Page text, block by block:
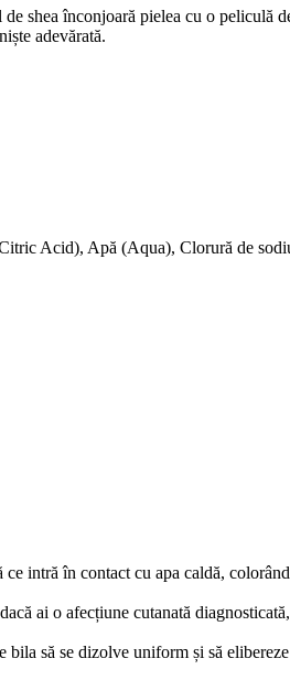
shea înconjoară pielea cu o
adevărată.
Acid), Apă (Aqua), Clorură de
intră în contact cu apa caldă,
ai o afecțiune cutanată
să se dizolve uniform și să